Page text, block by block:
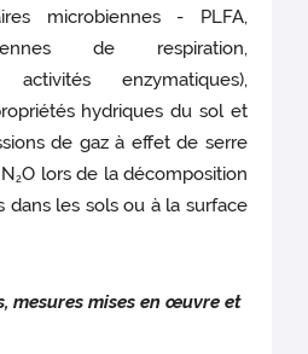
microbiennes - PLFA,
de respiration,
enzymatiques),
hydriques du sol et
de gaz à effet de serre
2O lors de la décomposition
dans les sols ou à la surface
mesures mises en œuvre et